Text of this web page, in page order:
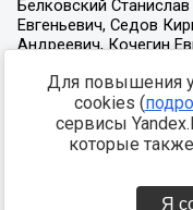
Для повышения
cookies (
сервисы
которые
Я